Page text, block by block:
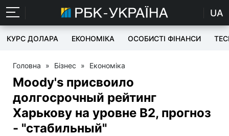
UA
КУРС ДОЛАРА ЕКОНОМІКА ОСОБИСТІ ФІНАНСИ
Головна » Бізнес » Економіка
Moody's присвоило
долгосрочный рейтинг
Харькову на уровне B2, прогноз
- "стабильный"